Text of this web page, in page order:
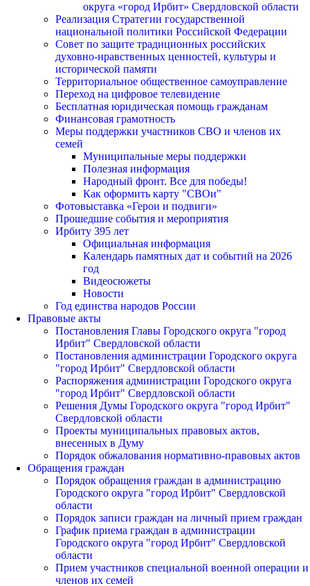
округа «город Ирбит» Свердловской области
Реализация Стратегии государственной
национальной политики Российской Федерации
Совет по защите традиционных российских
духовно-нравственных ценностей, культуры и
исторической памяти
Территориальное общественное самоуправление
Переход на цифровое телевидение
Бесплатная юридическая помощь гражданам
Финансовая грамотность
Меры поддержки участников СВО и членов их
семей
Муниципальные меры поддержки
Полезная информация
Народный фронт. Все для победы!
Как оформить карту "СВОи"
Фотовыставка «Герои и подвиги»
Прошедшие события и мероприятия
Ирбиту 395 лет
Официальная информация
Календарь памятных дат и событий на 2026
год
Видеосюжеты
Новости
Год единства народов России
Правовые акты
Постановления Главы Городского округа "город
Ирбит" Свердловской области
Постановления администрации Городского округа
"город Ирбит" Свердловской области
Распоряжения администрации Городского округа
"город Ирбит" Свердловской области
Решения Думы Городского округа "город Ирбит"
Свердловской области
Проекты муниципальных правовых актов,
внесенных в Думу
Порядок обжалования нормативно-правовых актов
Обращения граждан
Порядок обращения граждан в администрацию
Городского округа "город Ирбит" Свердловской
области
Порядок записи граждан на личный прием граждан
График приема граждан в администрации
Городского округа "город Ирбит" Свердловской
области
Прием участников специальной военной операции и
членов их семей